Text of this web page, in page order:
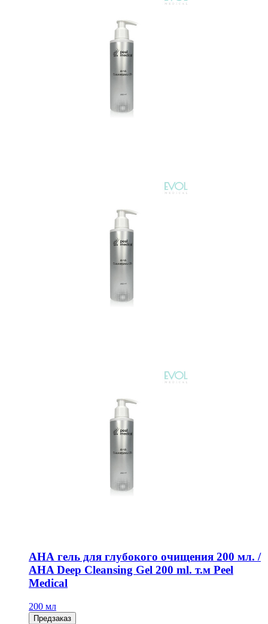
АНА гель для глубокого очищения 200 мл. /
AHA Deep Cleansing Gel 200 ml. т.м Peel
Medical
200 мл
Предзаказ